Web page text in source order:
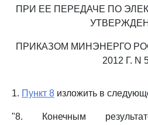
ПРИ ЕЕ ПЕРЕДАЧЕ ПО
ПРИКАЗОМ МИНЭНЕРГО
2012 Г. N
1. Пункт 8 изложить в
"8. Конечным